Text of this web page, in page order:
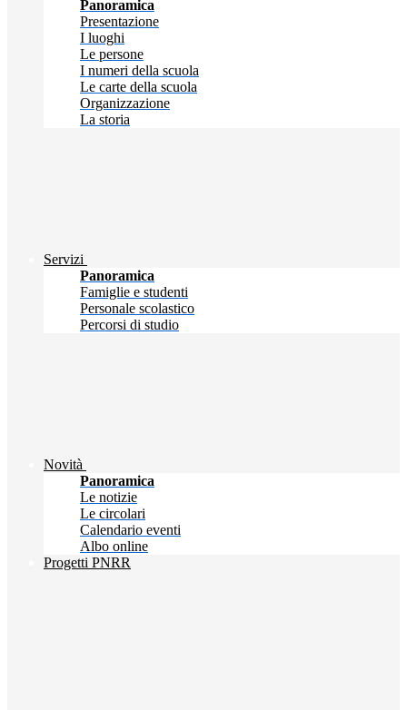
Panoramica
Presentazione
I luoghi
Le persone
I numeri della scuola
Le carte della scuola
Organizzazione
La storia
Servizi
Panoramica
Famiglie e studenti
Personale scolastico
Percorsi di studio
Novità
Panoramica
Le notizie
Le circolari
Calendario eventi
Albo online
Progetti PNRR